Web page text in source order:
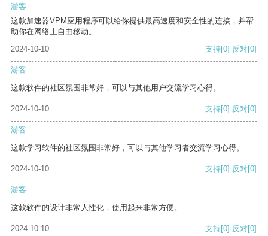
游客
这款加速器VPM应用程序可以给你提供最高速度和安全性的连接，并帮
助你在网络上自由移动。
2024-10-10
支持[0] 反对[0]
游客
这款软件的社区氛围非常好，可以与其他用户交流学习心得。
2024-10-10 支持[0] 反对[0]
游客
这款学习软件的社区氛围非常好，可以与其他学习者交流学习心得。
2024-10-10 支持[0] 反对[0]
游客
这款软件的设计非常人性化，使用起来非常方便。
2024-10-10 支持[0] 反对[0]